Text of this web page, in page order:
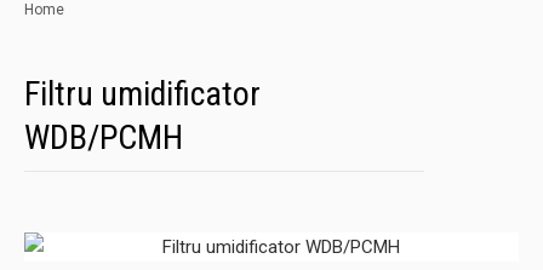
Home
Filtru umidificator
WDB/PCMH